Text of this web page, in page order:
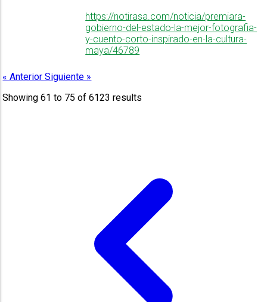
https://notirasa.com/noticia/premiara-
gobierno-del-estado-la-mejor-fotografia-
y-cuento-corto-inspirado-en-la-cultura-
maya/46789
« AnteriorSiguiente »
Showing61 to 75 of6123 results